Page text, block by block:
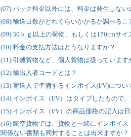
(07) パック料金以外には、料金は発生しない
(08) 輸送日数がどれくらいかかるか調べるこ
(09) 30ｋｇ以上の荷物、もしくは170cmサ
(10) 料金の支払方法はどうなりますか？
(11) 引越貨物など、個人貨物は扱っています
(12) 輸出入者コードとは？
(13) 荷送人で準備するインボイス(I/V)につ
(14) インボイス（I/V）はタイプしたもので
(15) インボイス（I/V）の商品価格の記入は
(16) 航空貨物では、貨物と一緒にインボイ
関係ない書類も同封することは出来ますか？